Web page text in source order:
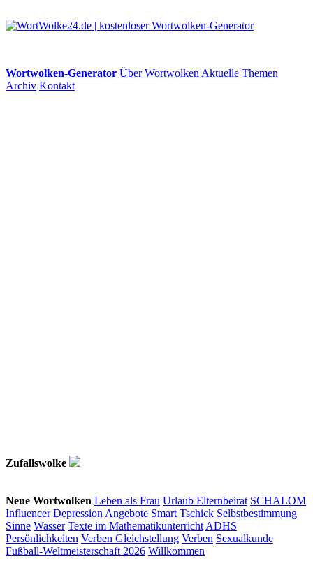
Wortwolken-Generator Über Wortwolken Aktuelle Themen
Archiv Kontakt
Zufallswolke
Neue Wortwolken Leben als Frau Urlaub Elternbeirat SCHALOM
Influencer Depression Angebote Smart Tschick Selbstbestimmung
Sinne Wasser Texte im Mathematikunterricht ADHS
Persönlichkeiten Verben Gleichstellung Verben Sexualkunde
Fußball-Weltmeisterschaft 2026 Willkommen